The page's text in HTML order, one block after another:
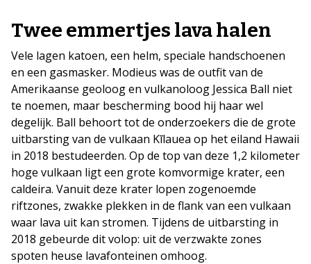
Twee emmertjes lava halen
Vele lagen katoen, een helm, speciale handschoenen
en een gasmasker. Modieus was de outfit van de
Amerikaanse geoloog en vulkanoloog Jessica Ball niet
te noemen, maar bescherming bood hij haar wel
degelijk. Ball behoort tot de onderzoekers die de grote
uitbarsting van de vulkaan Kīlauea op het eiland Hawaii
in 2018 bestudeerden. Op de top van deze 1,2 kilometer
hoge vulkaan ligt een grote komvormige krater, een
caldeira. Vanuit deze krater lopen zogenoemde
riftzones, zwakke plekken in de flank van een vulkaan
waar lava uit kan stromen. Tijdens de uitbarsting in
2018 gebeurde dit volop: uit de verzwakte zones
spoten heuse lavafonteinen omhoog.